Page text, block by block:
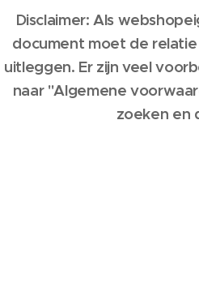
Disclaimer: Als
document moet de
uitleggen. Er zijn veel
naar "Algemene
zoeken en